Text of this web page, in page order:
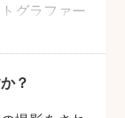
グラファー
？